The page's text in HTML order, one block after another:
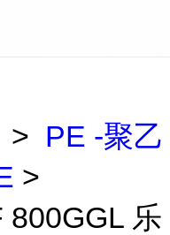
> PE -聚乙
>
800GGL 乐